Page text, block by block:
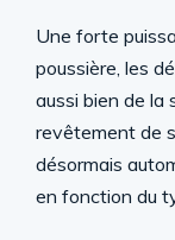
Une forte
poussière, les
aussi bien de la
revêtement de
désormais
en fonction du